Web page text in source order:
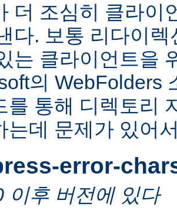
더 조심히 클라이
다. 보통 리다이
는 클라이언트을
의 WebFolders
를 통해 디렉토리
는데 문제가 있어
error-
이후 버전에 있다